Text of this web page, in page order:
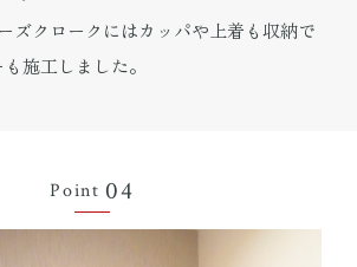
ズクロークにはカッパや上着も収納で
施工しました。
Point 04